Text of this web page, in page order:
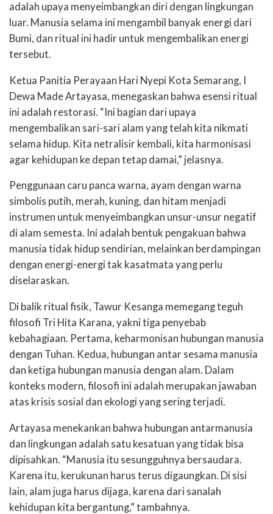
adalah upaya menyeimbangkan diri dengan lingkungan
luar. Manusia selama ini mengambil banyak energi dari
Bumi, dan ritual ini hadir untuk mengembalikan energi
tersebut.
Ketua Panitia Perayaan Hari Nyepi Kota Semarang, I
Dewa Made Artayasa, menegaskan bahwa esensi ritual
ini adalah restorasi. “Ini bagian dari upaya
mengembalikan sari-sari alam yang telah kita nikmati
selama hidup. Kita netralisir kembali, kita harmonisasi
agar kehidupan ke depan tetap damai,” jelasnya.
Penggunaan caru panca warna, ayam dengan warna
simbolis putih, merah, kuning, dan hitam menjadi
instrumen untuk menyeimbangkan unsur-unsur negatif
di alam semesta. Ini adalah bentuk pengakuan bahwa
manusia tidak hidup sendirian, melainkan berdampingan
dengan energi-energi tak kasatmata yang perlu
diselaraskan.
Di balik ritual fisik, Tawur Kesanga memegang teguh
filosofi Tri Hita Karana, yakni tiga penyebab
kebahagiaan. Pertama, keharmonisan hubungan manusia
dengan Tuhan. Kedua, hubungan antar sesama manusia
dan ketiga hubungan manusia dengan alam. Dalam
konteks modern, filosofi ini adalah merupakan jawaban
atas krisis sosial dan ekologi yang sering terjadi.
Artayasa menekankan bahwa hubungan antarmanusia
dan lingkungan adalah satu kesatuan yang tidak bisa
dipisahkan. “Manusia itu sesungguhnya bersaudara.
Karena itu, kerukunan harus terus digaungkan. Di sisi
lain, alam juga harus dijaga, karena dari sanalah
kehidupan kita bergantung,” tambahnya.